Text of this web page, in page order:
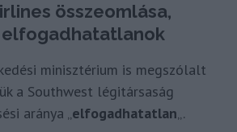
összeomlása,
minisztérium is megszólalt
a Southwest légitársaság
aránya „elfogadhatatlan„.